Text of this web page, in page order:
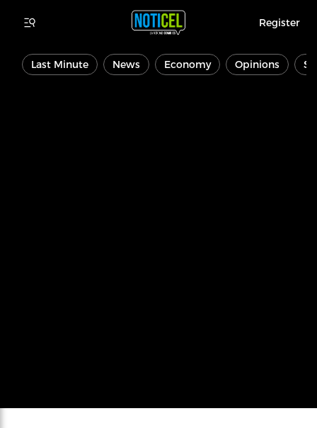
Register
Last Minute News Economy Opinions